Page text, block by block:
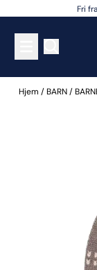
Hopp til innholdFri
Hjem /BARN/